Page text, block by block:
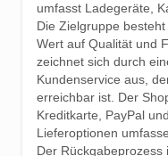
umfasst Ladegeräte,
Die Zielgruppe
Wert auf Qualität und
zeichnet sich durch
Kundenservice aus,
erreichbar ist. Der
Kreditkarte, PayPal
Lieferoptionen
Der Rückgabeprozess